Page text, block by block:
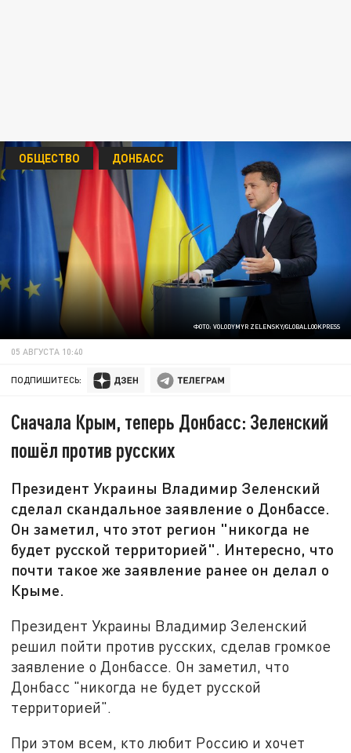
ФОТО: VOLODYMYR ZELENSKY/GLOBALLOOKPRESS
ОБЩЕСТВО ДОНБАСС
05 АВГУСТА 10:40
ПОДПИШИТЕСЬ:
Сначала Крым, теперь Донбасс: Зеленский
пошёл против русских
Президент Украины Владимир Зеленский
сделал скандальное заявление о Донбассе.
Он заметил, что этот регион "никогда не
будет русской территорией". Интересно, что
почти такое же заявление ранее он делал о
Крыме.
Президент Украины Владимир Зеленский
решил пойти против русских, сделав громкое
заявление о Донбассе. Он заметил, что
Донбасс "никогда не будет русской
территорией".
При этом всем, кто любит Россию и хочет